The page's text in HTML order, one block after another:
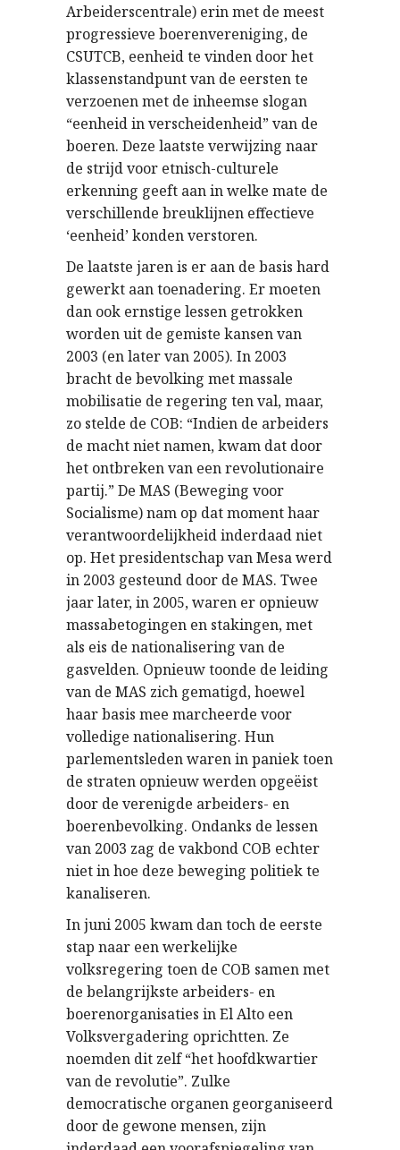
Arbeiderscentrale) erin met de meest
progressieve boerenvereniging, de
CSUTCB, eenheid te vinden door het
klassenstandpunt van de eersten te
verzoenen met de inheemse slogan
“eenheid in verscheidenheid” van de
boeren. Deze laatste verwijzing naar
de strijd voor etnisch-culturele
erkenning geeft aan in welke mate de
verschillende breuklijnen effectieve
‘eenheid’ konden verstoren.
De laatste jaren is er aan de basis hard
gewerkt aan toenadering. Er moeten
dan ook ernstige lessen getrokken
worden uit de gemiste kansen van
2003 (en later van 2005). In 2003
bracht de bevolking met massale
mobilisatie de regering ten val, maar,
zo stelde de COB: “Indien de arbeiders
de macht niet namen, kwam dat door
het ontbreken van een revolutionaire
partij.” De MAS (Beweging voor
Socialisme) nam op dat moment haar
verantwoordelijkheid inderdaad niet
op. Het presidentschap van Mesa werd
in 2003 gesteund door de MAS. Twee
jaar later, in 2005, waren er opnieuw
massabetogingen en stakingen, met
als eis de nationalisering van de
gasvelden. Opnieuw toonde de leiding
van de MAS zich gematigd, hoewel
haar basis mee marcheerde voor
volledige nationalisering. Hun
parlementsleden waren in paniek toen
de straten opnieuw werden opgeëist
door de verenigde arbeiders- en
boerenbevolking. Ondanks de lessen
van 2003 zag de vakbond COB echter
niet in hoe deze beweging politiek te
kanaliseren.
In juni 2005 kwam dan toch de eerste
stap naar een werkelijke
volksregering toen de COB samen met
de belangrijkste arbeiders- en
boerenorganisaties in El Alto een
Volksvergadering oprichtten. Ze
noemden dit zelf “het hoofdkwartier
van de revolutie”. Zulke
democratische organen georganiseerd
door de gewone mensen, zijn